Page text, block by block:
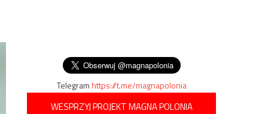
Telegramhttps://t.me/magnapolonia
WESPRZYJ PROJEKT MAGNA POLONIA